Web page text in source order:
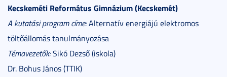
Kecskeméti Református Gimnázium (Kecskemét)
A kutatási program címe:Alternatív energiájú elektromos
töltőállomás tanulmányozása
Témavezetők:Sikó Dezső (iskola)
Dr. Bohus János (TTIK)